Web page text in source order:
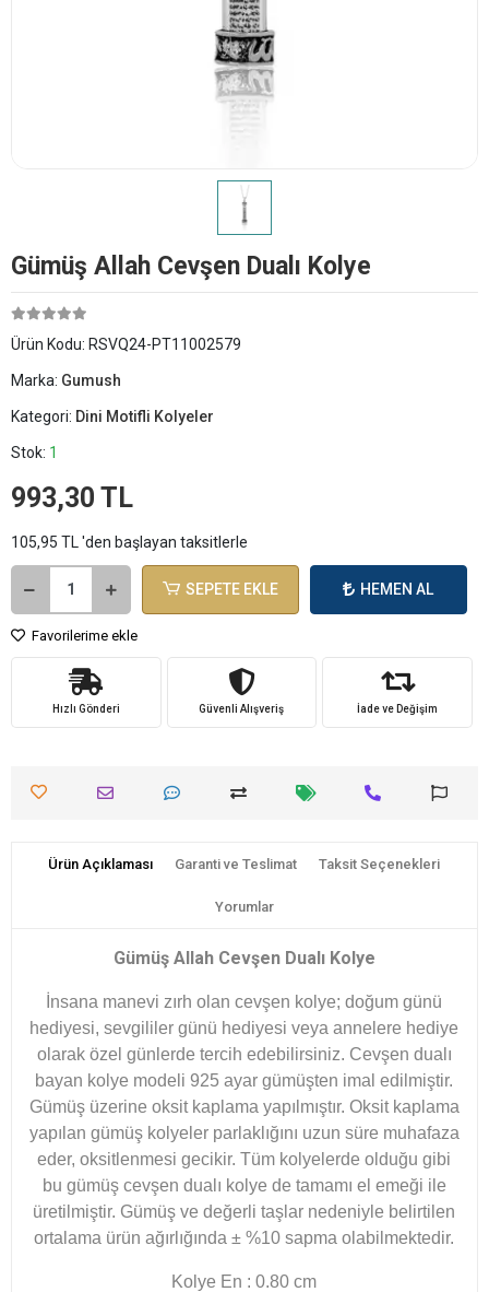
Gümüş Allah Cevşen Dualı Kolye
Ürün Kodu: RSVQ24-PT11002579
Marka: Gumush
Kategori: Dini Motifli Kolyeler
Stok: 1
993,30 TL
105,95 TL 'den başlayan taksitlerle
SEPETE EKLE HEMEN AL
Favorilerime ekle
Hızlı Gönderi Güvenli Alışveriş İade ve Değişim
Ürün Açıklaması Garanti ve Teslimat Taksit Seçenekleri
Yorumlar
Gümüş Allah Cevşen Dualı Kolye
İnsana manevi zırh olan cevşen kolye; doğum günü
hediyesi, sevgililer günü hediyesi veya annelere hediye
olarak özel günlerde tercih edebilirsiniz. Cevşen dualı
bayan kolye modeli 925 ayar gümüşten imal edilmiştir.
Gümüş üzerine oksit kaplama yapılmıştır. Oksit kaplama
yapılan gümüş kolyeler parlaklığını uzun süre muhafaza
eder, oksitlenmesi gecikir. Tüm kolyelerde olduğu gibi
bu gümüş cevşen dualı kolye de tamamı el emeği ile
üretilmiştir. Gümüş ve değerli taşlar nedeniyle belirtilen
ortalama ürün ağırlığında ± %10 sapma olabilmektedir.
Kolye En : 0.80 cm